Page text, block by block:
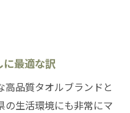
最適な訳
品質タオルブランドと
の生活環境にも非常にマ